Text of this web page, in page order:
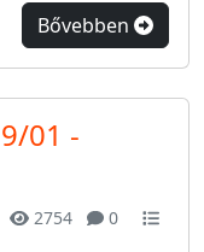
Bővebben
01 -
2754
0